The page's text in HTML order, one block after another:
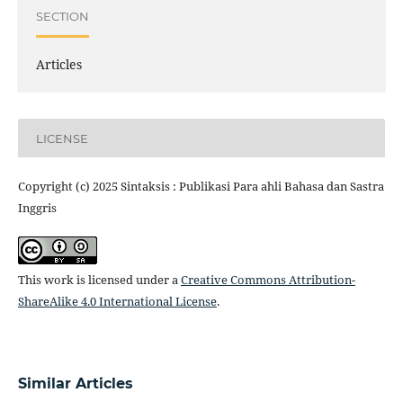
SECTION
Articles
LICENSE
Copyright (c) 2025 Sintaksis : Publikasi Para ahli Bahasa dan Sastra
Inggris
This work is licensed under aCreative Commons Attribution-
ShareAlike 4.0 International License.
Similar Articles